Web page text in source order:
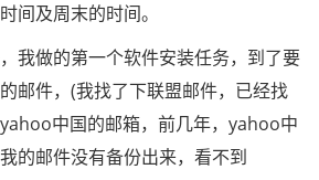
间及周末的时间。
做的第一个软件安装任务，到了要
邮件，(我找了下联盟邮件，已经找
中国的邮箱，前几年，yahoo中
的邮件没有备份出来，看不到